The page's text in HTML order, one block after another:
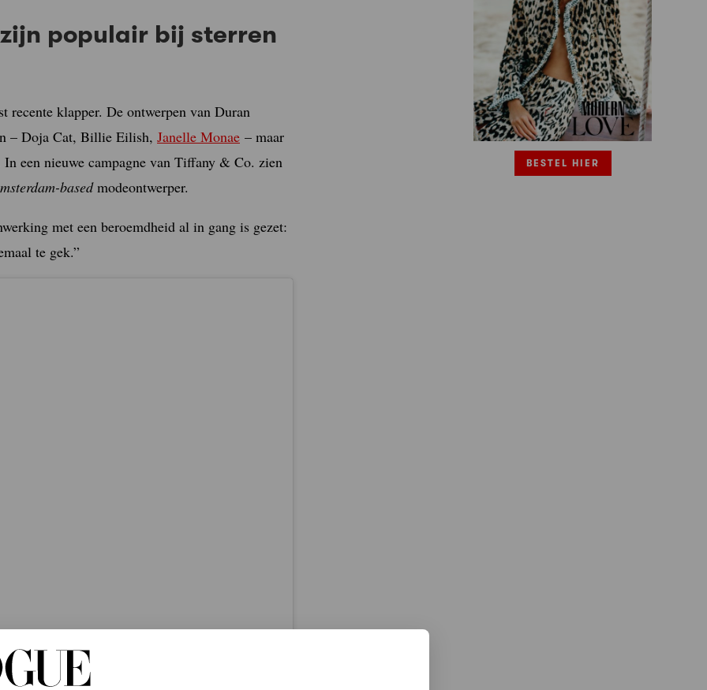
populair bij sterren
recente klapper. De ontwerpen van Duran
– Doja Cat, Billie Eilish, Janelle Monae – maar
een nieuwe campagne van Tiffany & Co. zien
basedmodeontwerper.
met een beroemdheid al in gang is gezet:
te gek.”
BESTEL HIER